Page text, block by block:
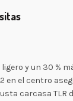
ligero y un 30
en el centro
carcasa TLR